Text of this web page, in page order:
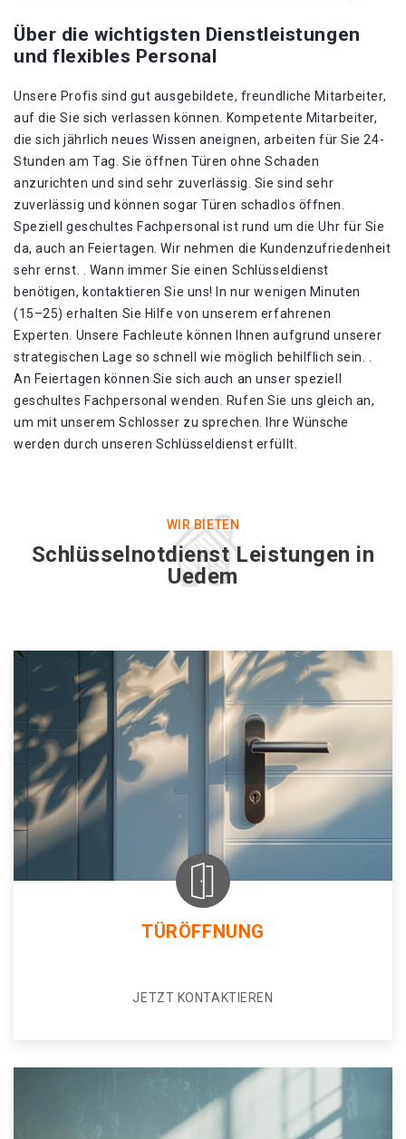
Über die wichtigsten Dienstleistungen
und flexibles Personal
Unsere Profis sind gut ausgebildete, freundliche Mitarbeiter,
auf die Sie sich verlassen können. Kompetente Mitarbeiter,
die sich jährlich neues Wissen aneignen, arbeiten für Sie 24-
Stunden am Tag. Sie öffnen Türen ohne Schaden
anzurichten und sind sehr zuverlässig. Sie sind sehr
zuverlässig und können sogar Türen schadlos öffnen.
Speziell geschultes Fachpersonal ist rund um die Uhr für Sie
da, auch an Feiertagen. Wir nehmen die Kundenzufriedenheit
sehr ernst. . Wann immer Sie einen Schlüsseldienst
benötigen, kontaktieren Sie uns! In nur wenigen Minuten
(15–25) erhalten Sie Hilfe von unserem erfahrenen
Experten. Unsere Fachleute können Ihnen aufgrund unserer
strategischen Lage so schnell wie möglich behilflich sein. .
An Feiertagen können Sie sich auch an unser speziell
geschultes Fachpersonal wenden. Rufen Sie uns gleich an,
um mit unserem Schlosser zu sprechen. Ihre Wünsche
werden durch unseren Schlüsseldienst erfüllt.
WIR BIETEN
Schlüsselnotdienst Leistungen in
Uedem
TÜRÖFFNUNG
JETZT KONTAKTIEREN